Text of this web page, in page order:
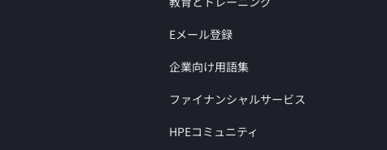
Eメール登録
企業向け用語集
ファイナンシャルサービス
HPEコミュニティ